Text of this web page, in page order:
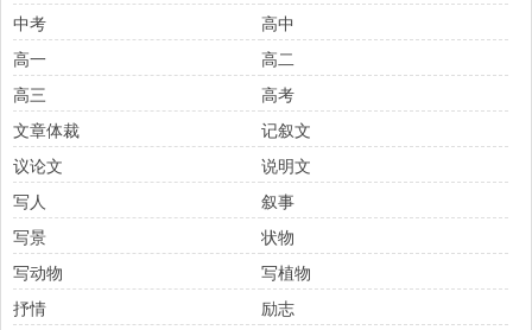
中考
高中
高一
高二
高三
高考
文章体裁
记叙文
议论文
说明文
写人
叙事
写景
状物
写动物
写植物
抒情
励志